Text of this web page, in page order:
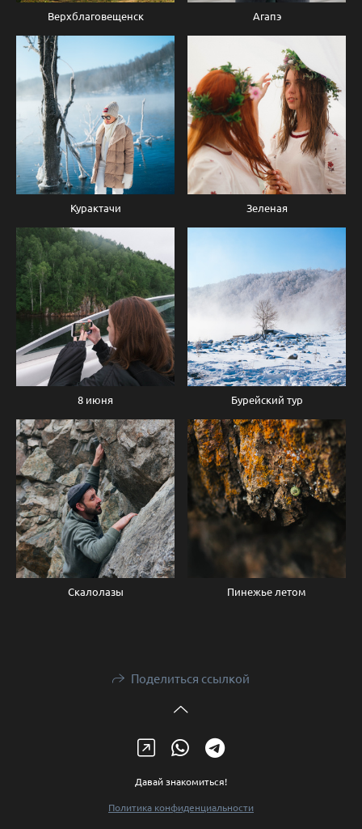
Верхблаговещенск Агапэ
Курактачи Зеленая
8 июня Бурейский тур
Скалолазы Пинежье летом
Поделиться ссылкой
Давай знакомиться!
Политика конфиденциальности